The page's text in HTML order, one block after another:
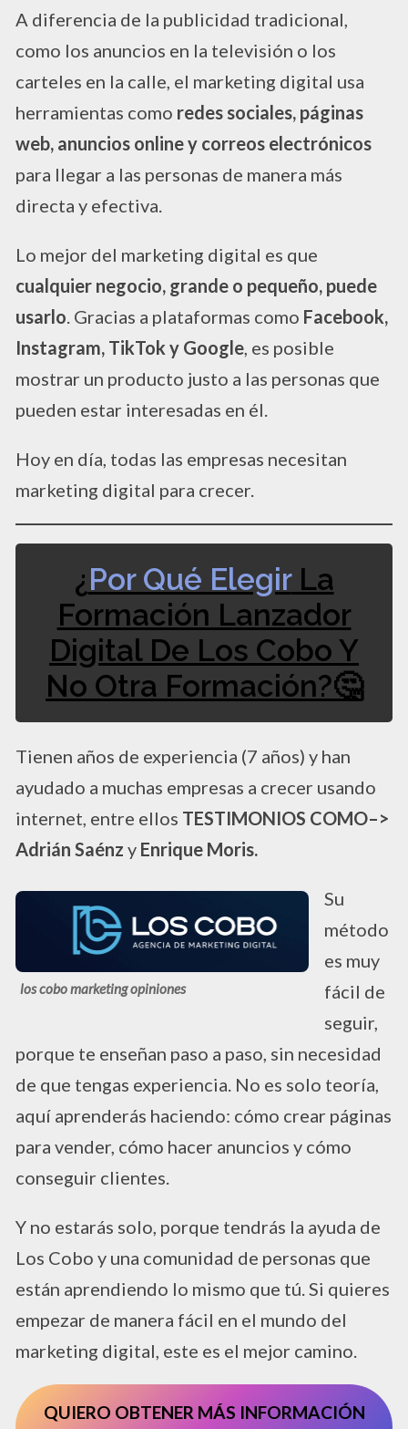
A diferencia de la publicidad tradicional,
como los anuncios en la televisión o los
carteles en la calle, el marketing digital usa
herramientas como redes sociales, páginas
web, anuncios online y correos electrónicos
para llegar a las personas de manera más
directa y efectiva.
Lo mejor del marketing digital es que
cualquier negocio, grande o pequeño, puede
usarlo. Gracias a plataformas como Facebook,
Instagram, TikTok y Google, es posible
mostrar un producto justo a las personas que
pueden estar interesadas en él.
Hoy en día, todas las empresas necesitan
marketing digital para crecer.
¿Por Qué ElegirLa
Formación Lanzador
Digital De Los Cobo Y
No Otra Formación?​🤔​
Tienen años de experiencia (7 años) y han
ayudado a muchas empresas a crecer usando
internet, entre ellos TESTIMONIOS COMO–>
Adrián Saénz y Enrique Moris.
los cobo marketing opiniones
Su
método
es muy
fácil de
seguir,
porque te enseñan paso a paso, sin necesidad
de que tengas experiencia. No es solo teoría,
aquí aprenderás haciendo: cómo crear páginas
para vender, cómo hacer anuncios y cómo
conseguir clientes.
Y no estarás solo, porque tendrás la ayuda de
Los Cobo y una comunidad de personas que
están aprendiendo lo mismo que tú. Si quieres
empezar de manera fácil en el mundo del
marketing digital, este es el mejor camino.
QUIERO OBTENER MÁS INFORMACIÓN